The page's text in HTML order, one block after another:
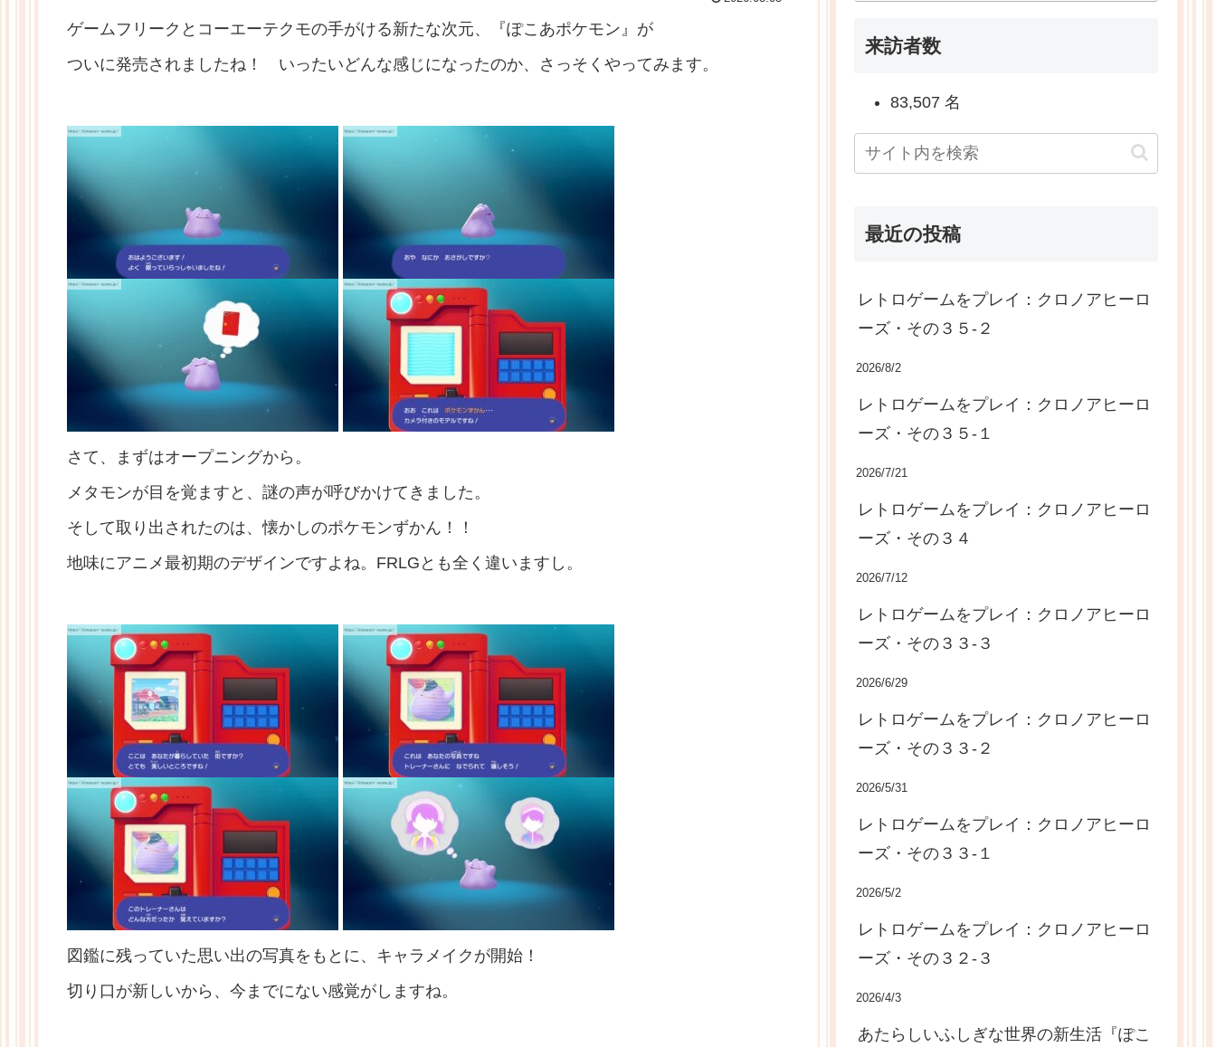
ゲームフリークとコーエーテクモの手がける新たな次元、『ぽこあポケモン』が
ついに発売されましたね！ いったいどんな感じになったのか、さっそくやってみます。
さて、まずはオープニングから。
メタモンが目を覚ますと、謎の声が呼びかけてきました。
そして取り出されたのは、懐かしのポケモンずかん！！
地味にアニメ最初期のデザインですよね。FRLGとも全く違いますし。
図鑑に残っていた思い出の写真をもとに、キャラメイクが開始！
切り口が新しいから、今までにない感覚がしますね。
来訪者数
83,507 名
最近の投稿
レトロゲームをプレイ：クロノアヒーロ
ーズ・その３５-２
2026/8/2
レトロゲームをプレイ：クロノアヒーロ
ーズ・その３５-１
2026/7/21
レトロゲームをプレイ：クロノアヒーロ
ーズ・その３４
2026/7/12
レトロゲームをプレイ：クロノアヒーロ
ーズ・その３３-３
2026/6/29
レトロゲームをプレイ：クロノアヒーロ
ーズ・その３３-２
2026/5/31
レトロゲームをプレイ：クロノアヒーロ
ーズ・その３３-１
2026/5/2
レトロゲームをプレイ：クロノアヒーロ
ーズ・その３２-３
2026/4/3
あたらしいふしぎな世界の新生活『ぽこ